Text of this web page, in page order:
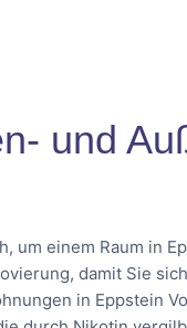
und
um einem Raum in
damit Sie
in Eppstein